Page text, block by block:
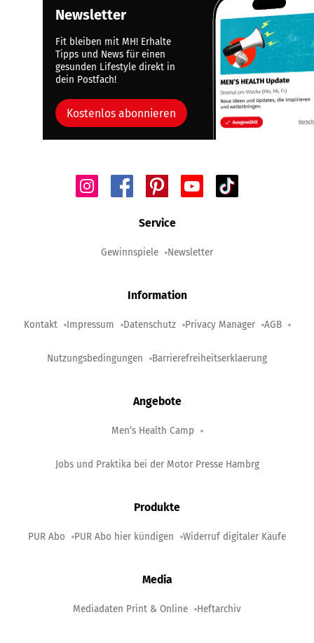
Newsletter
Fit bleiben mit MH! Erhalte
Tipps und News für einen
gesunden Lifestyle direkt in
dein Postfach!
Kostenlos abonnieren
Service
Gewinnspiele Newsletter
Information
Kontakt Impressum Datenschutz Privacy Manager AGB
Nutzungsbedingungen Barrierefreiheitserklaerung
Angebote
Men‘s Health Camp
Jobs und Praktika bei der Motor Presse Hambrg
Produkte
PUR Abo PUR Abo hier kündigen Widerruf digitaler Käufe
Media
Mediadaten Print & Online Heftarchiv